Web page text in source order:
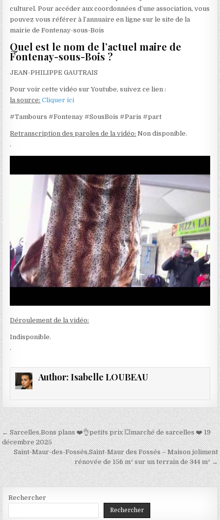
culturel. Pour accéder aux coordonnées d’une association, vous
pouvez vous référer à l’annuaire en ligne sur le site de la
mairie de Fontenay-sous-Bois
Quel est le nom de l’actuel maire de
Fontenay-sous-Bois ?
JEAN-PHILIPPE GAUTRAIS
Pour voir cette vidéo sur Youtube, suivez ce lien :
la source: Cliquer ici
#Tambours #Fontenay #SousBois #Paris #part
Retranscription des paroles de la vidéo: Non disponible.
.
Déroulement de la vidéo:
Indisponible.
.
Author: Isabelle LOUBEAU
Navigation
de
l’article
← Sarcelles,Bons plans ❤️👌petits prix 💥marché de sarcelles ❤️ 19
décembre 2025
Saint-Maur-des-Fossés,Saint-Maur des Fossés – Maison joliment
rénovée de 156 m² sur un terrain de 344 m² →
Rechercher
Rechercher